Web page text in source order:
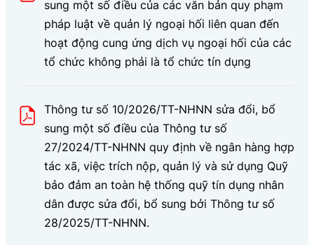
sung một số điều của các văn bản quy phạm
pháp luật về quản lý ngoại hối liên quan đến
hoạt động cung ứng dịch vụ ngoại hối của các
tổ chức không phải là tổ chức tín dụng
Thông tư số 10/2026/TT-NHNN sửa đổi, bổ
sung một số điều của Thông tư số
27/2024/TT-NHNN quy định về ngân hàng hợp
tác xã, việc trích nộp, quản lý và sử dụng Quỹ
bảo đảm an toàn hệ thống quỹ tín dụng nhân
dân được sửa đổi, bổ sung bởi Thông tư số
28/2025/TT-NHNN.